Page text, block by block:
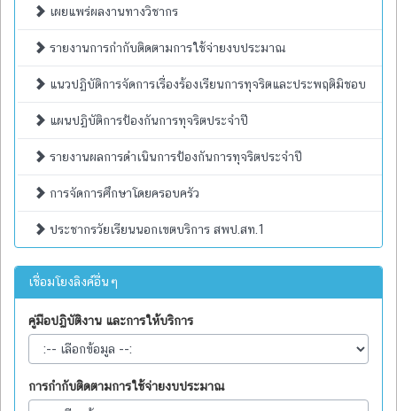
เผยแพร่ผลงานทางวิชากร
รายงานการกำกับติดตามการใช้จ่ายงบประมาณ
แนวปฏิบัติการจัดการเรื่องร้องเรียนการทุจริตและประพฤติมิชอบ
แผนปฏิบัติการป้องกันการทุจริตประจำปี
รายงานผลการดำเนินการป้องกันการทุจริตประจำปี
การจัดการศึกษาโดยครอบครัว
ประชากรวัยเรียนนอกเขตบริการ สพป.สท.1
เชื่อมโยงลิงค์อื่นๆ
คู่มือปฏิบัติงาน และการให้บริการ
การกำกับติดตามการใช้จ่ายงบประมาณ